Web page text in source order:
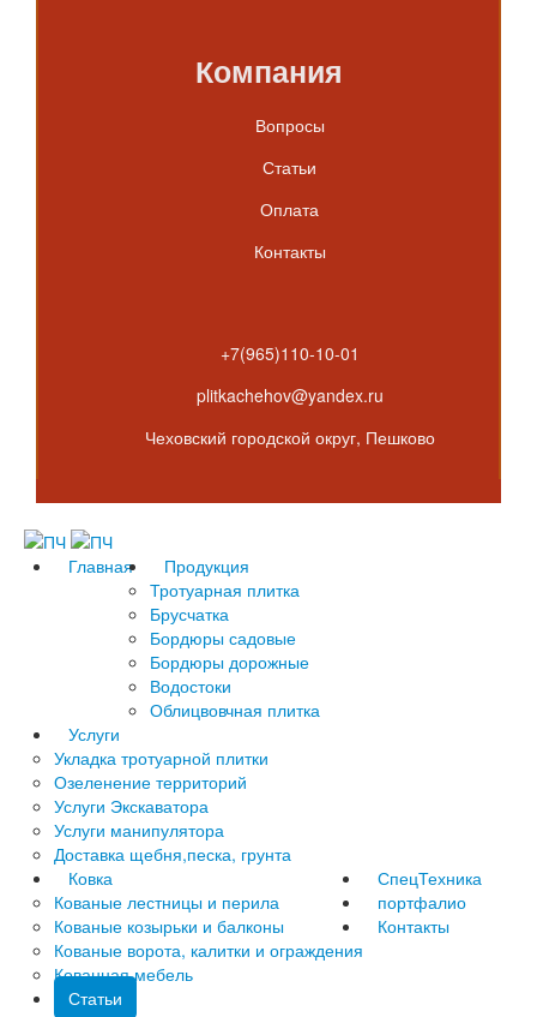
Компания
Вопросы
Статьи
Оплата
Контакты
+7(965)110-10-01
plitkachehov@yandex.ru
Чеховский городской округ, Пешково
Главная
Продукция
Тротуарная плитка
Брусчатка
Бордюры садовые
Бордюры дорожные
Водостоки
Облицвовчная плитка
Услуги
Укладка тротуарной плитки
Озеленение территорий
Услуги Экскаватора
Услуги манипулятора
Доставка щебня,песка, грунта
Ковка
Кованые лестницы и перила
Кованые козырьки и балконы
Кованые ворота, калитки и ограждения
Кованная мебель
СпецТехника
портфалио
Контакты
Статьи